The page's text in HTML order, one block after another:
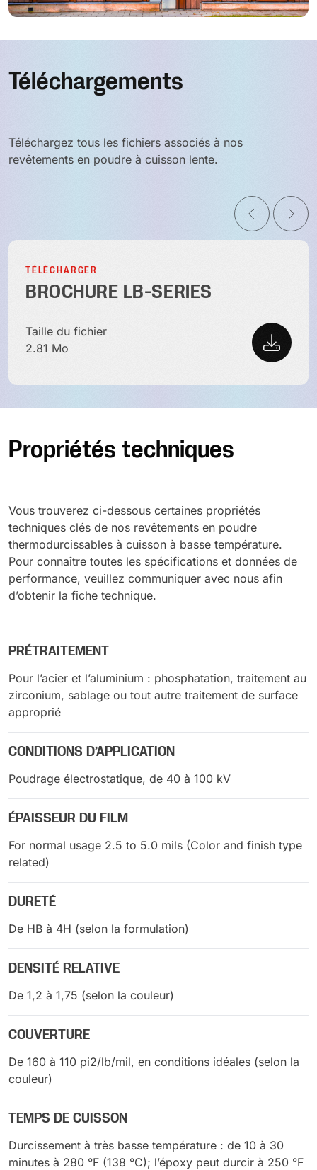
Téléchargements
Téléchargez tous les fichiers associés à nos
revêtements en poudre à cuisson lente.
TÉLÉCHARGER
BROCHURE LB-SERIES
Taille du fichier
2.81 Mo
Propriétés techniques
Vous trouverez ci-dessous certaines propriétés
techniques clés de nos revêtements en poudre
thermodurcissables à cuisson à basse température.
Pour connaître toutes les spécifications et données de
performance, veuillez communiquer avec nous afin
d’obtenir la fiche technique.
PRÉTRAITEMENT
Pour l’acier et l’aluminium : phosphatation, traitement au
zirconium, sablage ou tout autre traitement de surface
approprié
CONDITIONS D’APPLICATION
Poudrage électrostatique, de 40 à 100 kV
ÉPAISSEUR DU FILM
For normal usage 2.5 to 5.0 mils (Color and finish type
related)
DURETÉ
De HB à 4H (selon la formulation)​
DENSITÉ RELATIVE
De 1,2 à 1,75 (selon la couleur)
COUVERTURE
De 160 à 110 pi2/lb/mil, en conditions idéales (selon la
couleur)
TEMPS DE CUISSON
Durcissement à très basse température : de 10 à 30
minutes à 280 °F (138 °C); l’époxy peut durcir à 250 °F